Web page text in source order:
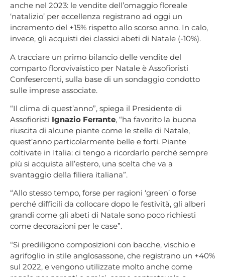
anche nel 2023: le vendite dell’omaggio floreale
‘natalizio’ per eccellenza registrano ad oggi un
incremento del +15% rispetto allo scorso anno. In calo,
invece, gli acquisti dei classici abeti di Natale (-10%).
A tracciare un primo bilancio delle vendite del
comparto florovivaistico per Natale è Assofioristi
Confesercenti, sulla base di un sondaggio condotto
sulle imprese associate.
“Il clima di quest’anno”, spiega il Presidente di
Assofioristi Ignazio Ferrante, “ha favorito la buona
riuscita di alcune piante come le stelle di Natale,
quest’anno particolarmente belle e forti. Piante
coltivate in Italia: ci tengo a ricordarlo perché sempre
più si acquista all’estero, una scelta che va a
svantaggio della filiera italiana”.
“Allo stesso tempo, forse per ragioni ‘green’ o forse
perché difficili da collocare dopo le festività, gli alberi
grandi come gli abeti di Natale sono poco richiesti
come decorazioni per le case”.
“Si prediligono composizioni con bacche, vischio e
agrifoglio in stile anglosassone, che registrano un +40%
sul 2022, e vengono utilizzate molto anche come